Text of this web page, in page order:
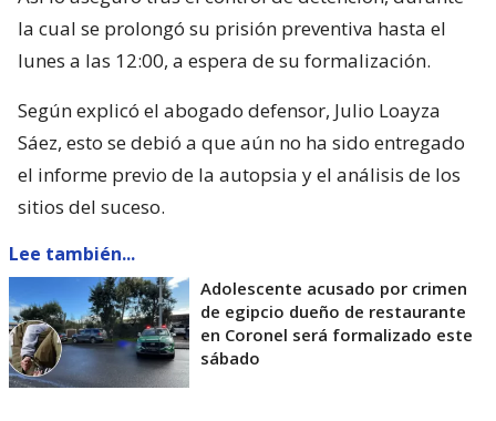
la cual se prolongó su prisión preventiva hasta el
lunes a las 12:00, a espera de su formalización.
Según explicó el abogado defensor, Julio Loayza
Sáez, esto se debió a que aún no ha sido entregado
el informe previo de la autopsia y el análisis de los
sitios del suceso.
Lee también...
Adolescente acusado por crimen
de egipcio dueño de restaurante
en Coronel será formalizado este
sábado